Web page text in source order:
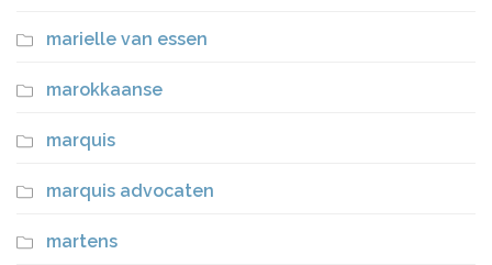
marielle van essen
marokkaanse
marquis
marquis advocaten
martens